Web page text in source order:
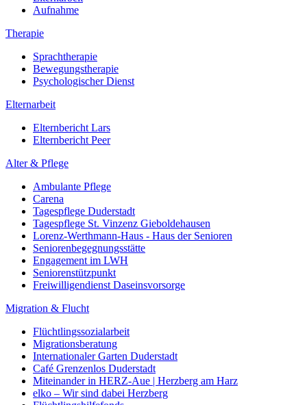
Aufnahme
Therapie
Sprachtherapie
Bewegungstherapie
Psychologischer Dienst
Elternarbeit
Elternbericht Lars
Elternbericht Peer
Alter & Pflege
Ambulante Pflege
Carena
Tagespflege Duderstadt
Tagespflege St. Vinzenz Gieboldehausen
Lorenz-Werthmann-Haus - Haus der Senioren
Seniorenbegegnungsstätte
Engagement im LWH
Seniorenstützpunkt
Freiwilligendienst Daseinsvorsorge
Migration & Flucht
Flüchtlingssozialarbeit
Migrationsberatung
Internationaler Garten Duderstadt
Café Grenzenlos Duderstadt
Miteinander in HERZ-Aue | Herzberg am Harz
elko – Wir sind dabei Herzberg